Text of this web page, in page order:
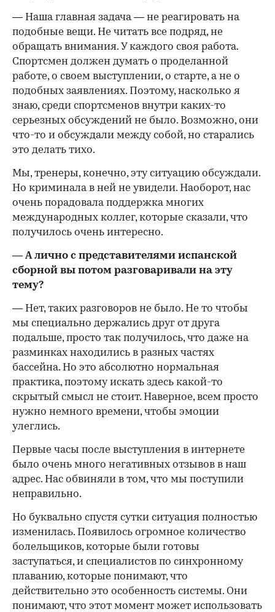
— Наша главная задача — не реагировать на
подобные вещи. Не читать все подряд, не
обращать внимания. У каждого своя работа.
Спортсмен должен думать о проделанной
работе, о своем выступлении, о старте, а не о
подобных заявлениях. Поэтому, насколько я
знаю, среди спортсменов внутри каких-то
серьезных обсуждений не было. Возможно, они
что-то и обсуждали между собой, но старались
это делать тихо.
Мы, тренеры, конечно, эту ситуацию обсуждали.
Но криминала в ней не увидели. Наоборот, нас
очень порадовала поддержка многих
международных коллег, которые сказали, что
получилось очень интересно.
— А лично с представителями испанской
сборной вы потом разговаривали на эту
тему?
— Нет, таких разговоров не было. Не то чтобы
мы специально держались друг от друга
подальше, просто так получилось, что даже на
разминках находились в разных частях
бассейна. Но это абсолютно нормальная
практика, поэтому искать здесь какой-то
скрытый смысл не стоит. Наверное, всем просто
нужно немного времени, чтобы эмоции
улеглись.
Первые часы после выступления в интернете
было очень много негативных отзывов в наш
адрес. Нас обвиняли в том, что мы поступили
неправильно.
Но буквально спустя сутки ситуация полностью
изменилась. Появилось огромное количество
болельщиков, которые были готовы
заступаться, и специалистов по синхронному
плаванию, которые понимают, что
действительно это особенность системы. Они
понимают, что этот момент может использовать